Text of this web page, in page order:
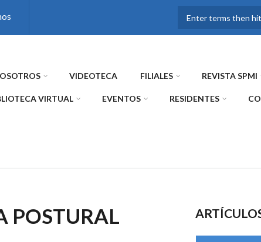
VIDEOTECA FILIALES REVISTA SPMI
VIRTUAL EVENTOS RESIDENTES
POSTURAL